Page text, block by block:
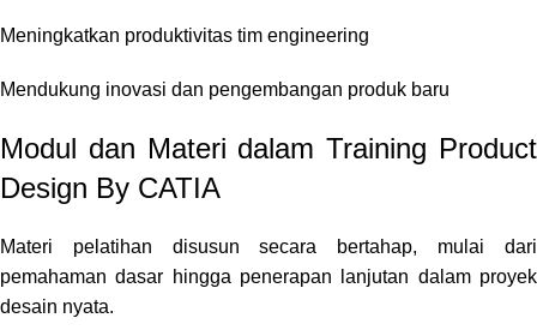
Meningkatkan produktivitas tim engineering
Mendukung inovasi dan pengembangan produk baru
Modul dan Materi dalam Training Product
Design By CATIA
Materi pelatihan disusun secara bertahap, mulai dari
pemahaman dasar hingga penerapan lanjutan dalam proyek
desain nyata.